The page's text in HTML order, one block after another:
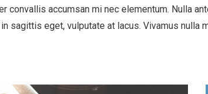
accumsan mi nec elementum. Nulla
sagittis eget, vulputate at lacus. Vivamus nulla